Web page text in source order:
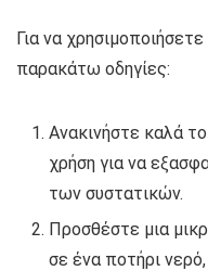
Για να
παρακάτω οδηγίες:
Ανακινήστε καλά
χρήση για να
των συστατικών.
Προσθέστε μια
σε ένα ποτήρι